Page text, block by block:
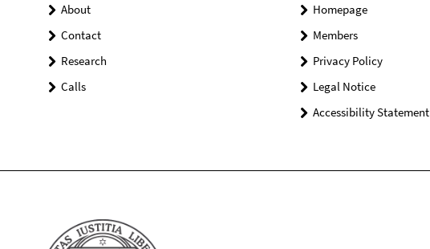
About
Contact
Research
Calls
Homepage
Members
Privacy Policy
Legal Notice
Accessibility Statement